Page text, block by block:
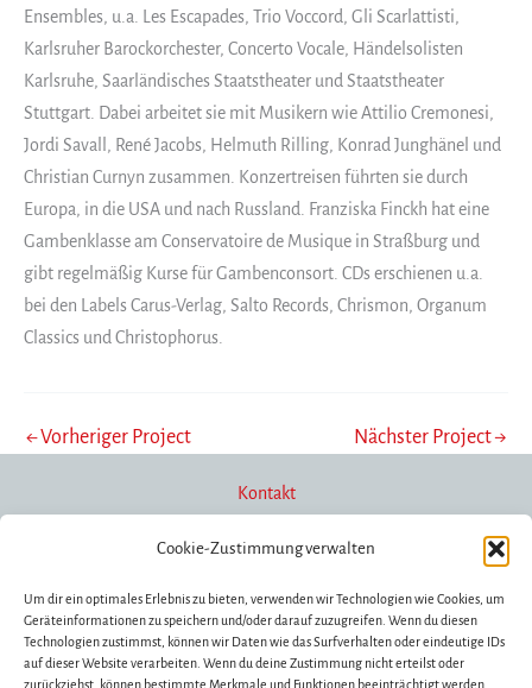
Cookie-Zustimmung verwalten
Um dir ein optimales Erlebnis zu bieten, verwenden wir Technologien wie Cookies, um
Geräteinformationen zu speichern und/oder darauf zuzugreifen. Wenn du diesen
Technologien zustimmst, können wir Daten wie das Surfverhalten oder eindeutige IDs
auf dieser Website verarbeiten. Wenn du deine Zustimmung nicht erteilst oder
zurückziehst, können bestimmte Merkmale und Funktionen beeinträchtigt werden.
Ensembles, u.a. Les Escapades, Trio Voccord, Gli Scarlattisti,
Karlsruher Barockorchester, Concerto Vocale, Händelsolisten
Karlsruhe, Saarländisches Staatstheater und Staatstheater
Stuttgart. Dabei arbeitet sie mit Musikern wie Attilio Cremonesi,
Jordi Savall, René Jacobs, Helmuth Rilling, Konrad Junghänel und
Christian Curnyn zusammen. Konzertreisen führten sie durch
Europa, in die USA und nach Russland. Franziska Finckh hat eine
Gambenklasse am Conservatoire de Musique in Straßburg und
gibt regelmäßig Kurse für Gambenconsort. CDs erschienen u.a.
bei den Labels Carus-Verlag, Salto Records, Chrismon, Organum
Classics und Christophorus.
←Vorheriger Project Nächster Project→
Kontakt
Förderung/Spenden